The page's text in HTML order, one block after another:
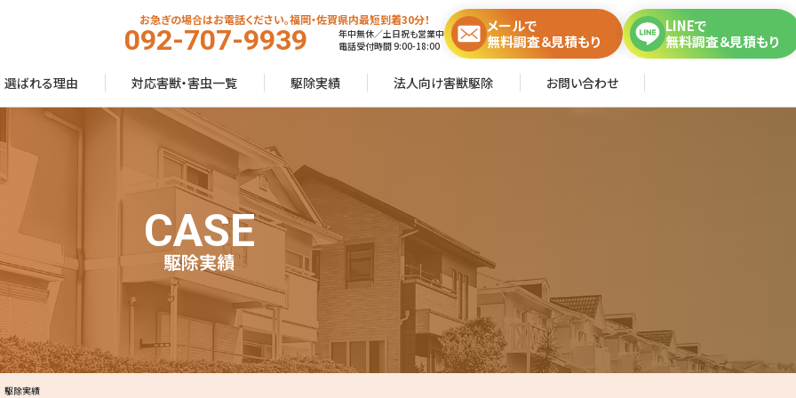
お急ぎの場合はお電話ください。福岡・佐賀県内最短到着30分！
092-707-9939
年中無休／土日祝も営業中
電話受付時間 9:00-18:00
メールで
無料調査＆見積もり
LINEで
無料調査＆見積もり
選ばれる理由 対応害獣・害虫一覧 駆除実績 法人向け害獣駆除 お問い合わせ
CASE
駆除実績
駆除実績